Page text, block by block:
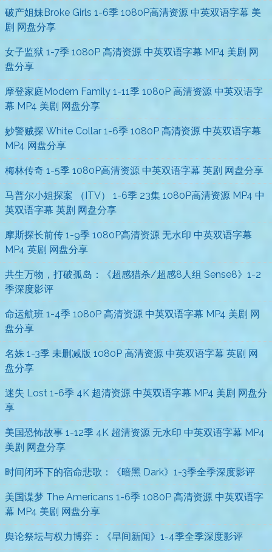
破产姐妹Broke Girls 1-6季 1080P高清资源 中英双语字幕 美
剧 网盘分享
女子监狱 1-7季 1080P 高清资源 中英双语字幕 MP4 美剧 网
盘分享
摩登家庭Modern Family 1-11季 1080P 高清资源 中英双语字
幕 MP4 美剧 网盘分享
妙警贼探 White Collar 1-6季 1080P 高清资源 中英双语字幕
MP4 网盘分享
梅林传奇 1-5季 1080P高清资源 中英双语字幕 英剧 网盘分享
马普尔小姐探案 （ITV） 1-6季 23集 1080P高清资源 MP4 中
英双语字幕 英剧 网盘分享
摩斯探长前传 1-9季 1080P高清资源 无水印 中英双语字幕
MP4 英剧 网盘分享
共生万物，打破孤岛：《超感猎杀/超感8人组 Sense8》1-2
季深度影评
命运航班 1-4季 1080P 高清资源 中英双语字幕 MP4 美剧 网
盘分享
名姝 1-3季 未删减版 1080P 高清资源 中英双语字幕 英剧 网
盘分享
迷失 Lost 1-6季 4K 超清资源 中英双语字幕 MP4 美剧 网盘分
享
美国恐怖故事 1-12季 4K 超清资源 无水印 中英双语字幕 MP4
美剧 网盘分享
时间闭环下的宿命悲歌：《暗黑 Dark》1-3季全季深度影评
美国谍梦 The Americans 1-6季 1080P 高清资源 中英双语字
幕 MP4 美剧 网盘分享
舆论祭坛与权力博弈：《早间新闻》1-4季全季深度影评